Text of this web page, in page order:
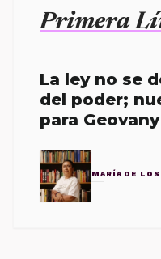
Primera
La ley no se
del poder;
para
MARÍA DE